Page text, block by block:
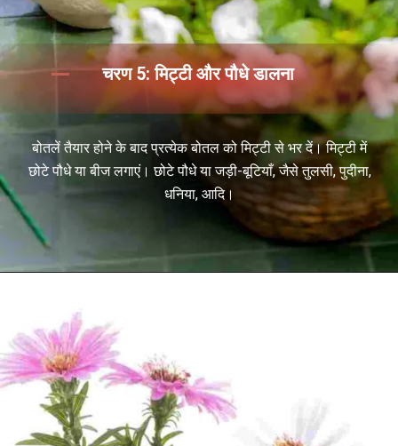
बोतलें तैयार होने के बाद प्रत्येक बोतल को मिट्टी से भर दें। मिट्टी में
छोटे पौधे या बीज लगाएं। छोटे पौधे या जड़ी-बूटियाँ, जैसे तुलसी, पुदीना,
धनिया, आदि।
चरण 5: मिट्टी और पौधे डालना